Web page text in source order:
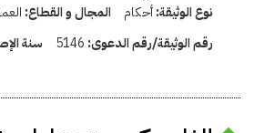
نوع الوثيقة:أحكام المجال و القطاع:
رقم الوثيقة/رقم الدعوى: 5146 سنة